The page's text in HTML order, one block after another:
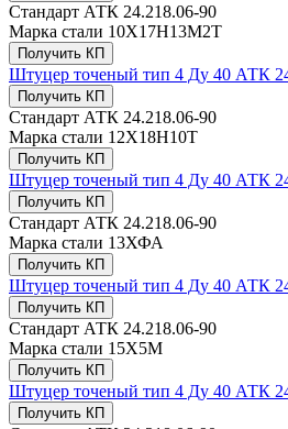
Стандарт АТК 24.218.06-90
Марка стали 10Х17Н13М2Т
Получить КП
Штуцер точеный тип 4 Ду 40 АТК
Получить КП
Стандарт АТК 24.218.06-90
Марка стали 12Х18Н10Т
Получить КП
Штуцер точеный тип 4 Ду 40 АТК
Получить КП
Стандарт АТК 24.218.06-90
Марка стали 13ХФА
Получить КП
Штуцер точеный тип 4 Ду 40 АТК
Получить КП
Стандарт АТК 24.218.06-90
Марка стали 15Х5М
Получить КП
Штуцер точеный тип 4 Ду 40 АТК
Получить КП